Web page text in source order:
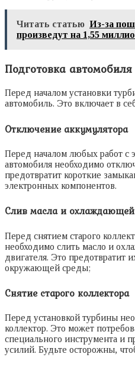
Читать статью Из-за
произведут на 1,55
Подготовка автомобиля
Перед началом установки
автомобиль. Это включает в
Отключение аккумулятора
Перед началом любых работ с
автомобиля необходимо
предотвратит короткие
электронных компонентов.
Слив масла и
Перед снятием старого
необходимо слить масло и
двигателя. Это предотвратит
окружающей среды;
Снятие старого коллектора
Перед установкой турбины
коллектор. Это может
специального инструмента и
усилий. Будьте осторожны,